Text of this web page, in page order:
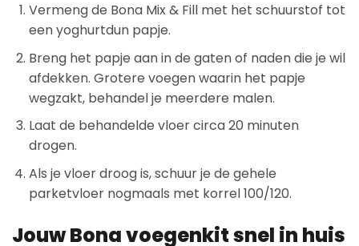
Vermeng de Bona Mix & Fill met het schuurstof tot
een yoghurtdun papje.
Breng het papje aan in de gaten of naden die je wil
afdekken. Grotere voegen waarin het papje
wegzakt, behandel je meerdere malen.
Laat de behandelde vloer circa 20 minuten
drogen.
Als je vloer droog is, schuur je de gehele
parketvloer nogmaals met korrel 100/120.
Jouw Bona voegenkit snel in huis